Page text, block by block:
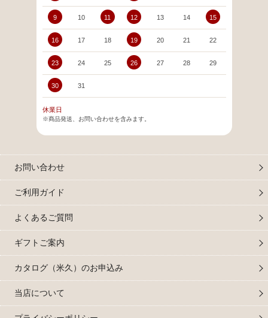
9 10 11 12 13 14 15
16 17 18 19 20 21 22
23 24 25 26 27 28 29
30 31
休業日
※商品発送、お問い合わせを含みます。
お問い合わせ
ご利用ガイド
よくあるご質問
ギフトご案内
カタログ（米久）のお申込み
当店について